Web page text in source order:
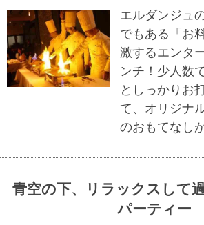
エルダンジュ
でもある「お
激するエンタ
ンチ！少人数
としっかりお
て、オリジナ
のおもてなし
青空の下、リラックスして
パーティー